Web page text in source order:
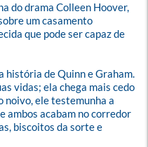
do drama Colleen Hoover,
um casamento
que pode ser capaz de
história de Quinn e Graham.
vidas; ela chega mais cedo
noivo, ele testemunha a
ambos acabam no corredor
biscoitos da sorte e